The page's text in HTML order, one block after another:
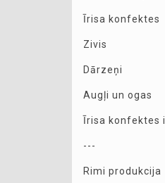
Īrisa konfektes
Zivis
Dārzeņi
Augļi un ogas
Īrisa konfektes
---
Rimi produkcija